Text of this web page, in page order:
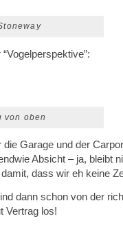
von oben
die Garage und der
Absicht – ja, bleibt
dass wir eh keine
dann schon von der
Vertrag los!